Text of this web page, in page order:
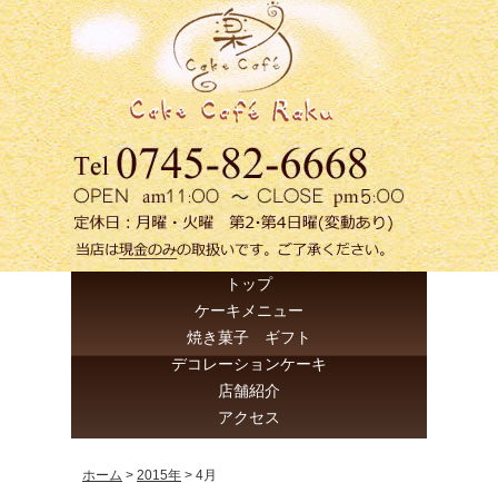
トップ
ケーキメニュー
焼き菓子 ギフト
デコレーションケーキ
店舗紹介
アクセス
ホーム > 2015年 > 4月